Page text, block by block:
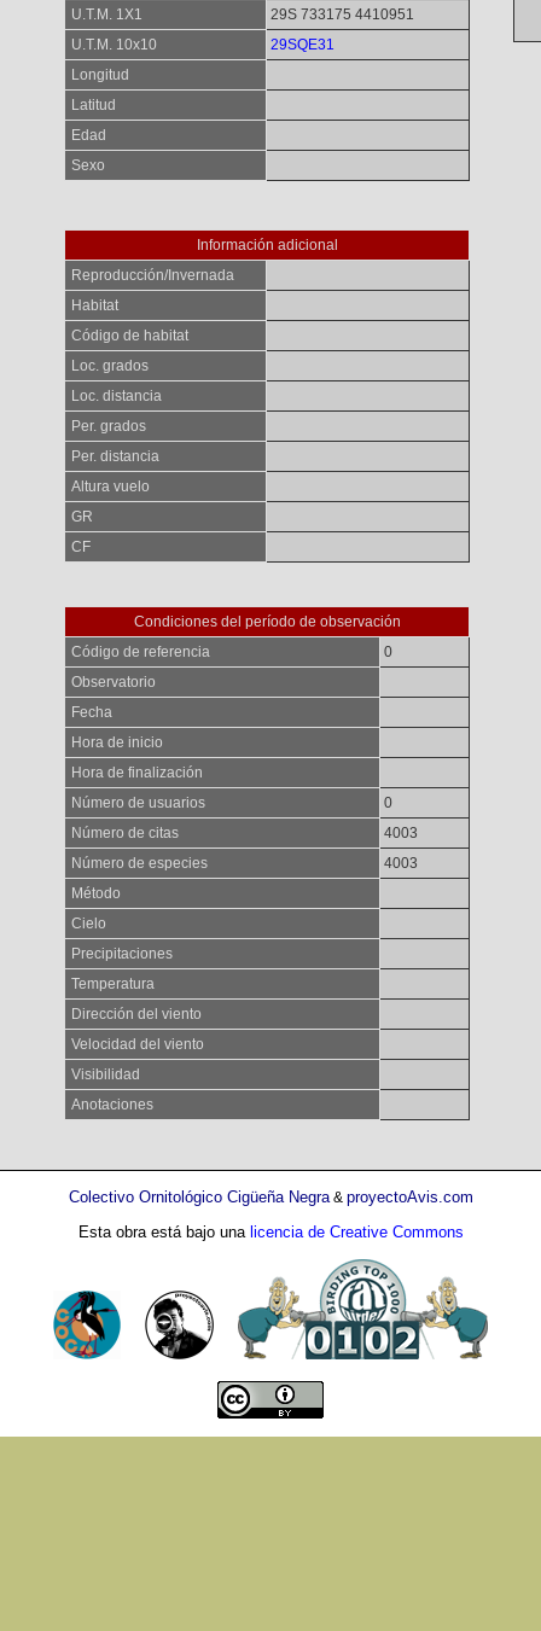
U.T.M. 1X1
29S 733175 4410951
U.T.M. 10x10
29SQE31
Longitud
Latitud
Edad
Sexo
Información adicional
Reproducción/Invernada
Habitat
Código de habitat
Loc. grados
Loc. distancia
Per. grados
Per. distancia
Altura vuelo
GR
CF
Condiciones del período de observación
Código de referencia
0
Observatorio
Fecha
Hora de inicio
Hora de finalización
Número de usuarios
0
Número de citas
4003
Número de especies
4003
Método
Cielo
Precipitaciones
Temperatura
Dirección del viento
Velocidad del viento
Visibilidad
Anotaciones
Colectivo Ornitológico Cigüeña Negra& proyectoAvis.com
Esta obra está bajo una licencia de Creative Commons